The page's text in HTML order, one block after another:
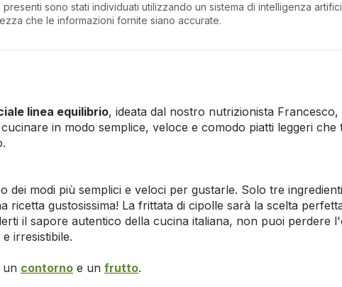
sono stati individuati utilizzando un sistema di intelligenza
che le informazioni fornite siano accurate.
linea equilibrio, ideata dal nostro nutrizionista Francesco,
in modo semplice, veloce e comodo piatti leggeri che
dei modi più semplici e veloci per gustarle. Solo tre
ricetta gustosissima! La frittata di cipolle sarà la scelta
il sapore autentico della cucina italiana, non puoi perdere
irresistibile.
un contorno e un frutto.